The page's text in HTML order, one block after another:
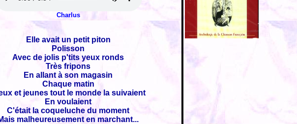
Charlus
Elle avait un petit piton
Polisson
Avec de jolis p'tits yeux ronds
Très fripons
En allant à son magasin
Chaque matin
et jeunes tout le monde la suivaient
En voulaient
C'était la coqueluche du moment
malheureusement en marchant...